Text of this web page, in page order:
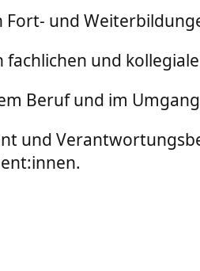
Fort- und
fachlichen und
Beruf und im
und